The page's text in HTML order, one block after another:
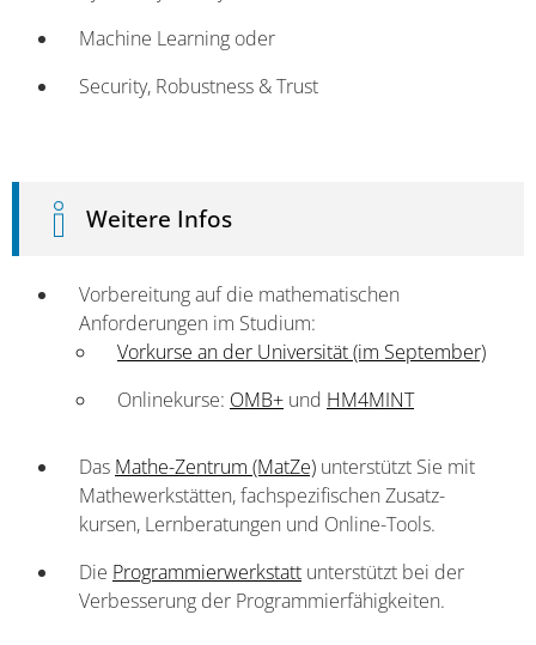
Machine Learning oder
Security, Robustness & Trust
Weitere Infos
Vorbereitung auf die mathematischen
Anforderungen im Studium:
Vorkurse an der Universität (im September)
Onlinekurse: OMB+ und HM4MINT
Das Mathe-Zentrum (MatZe) unterstützt Sie mit
Mathe­werkstätten, fach­spezifischen Zusatz­
kursen, Lern­beratungen und Online-Tools.
Die Programmierwerkstatt unterstützt bei der
Verbesserung der Programmierfähigkeiten.